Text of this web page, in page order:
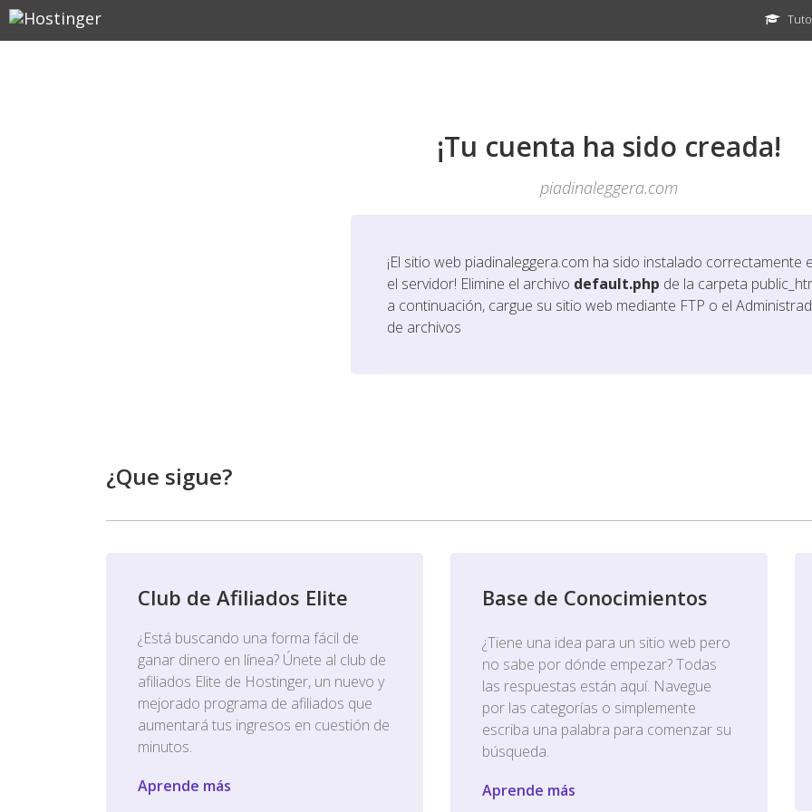
¡Tu cuenta ha sido creada!
piadinaleggera.com
¡El sitio web piadinaleggera.com ha sido instalado correctamente
el servidor! Elimine el archivo default.php de la carpeta
a continuación, cargue su sitio web mediante FTP o el
de archivos
¿Que sigue?
Club de Afiliados Elite
¿Está buscando una forma fácil de
ganar dinero en línea? Únete al club de
afiliados Elite de Hostinger, un nuevo y
mejorado programa de afiliados que
aumentará tus ingresos en cuestión de
minutos.
Aprende más
Base de Conocimientos
¿Tiene una idea para un sitio web pero
no sabe por dónde empezar? Todas
las respuestas están aquí. Navegue
por las categorías o simplemente
escriba una palabra para comenzar su
búsqueda.
Aprende más